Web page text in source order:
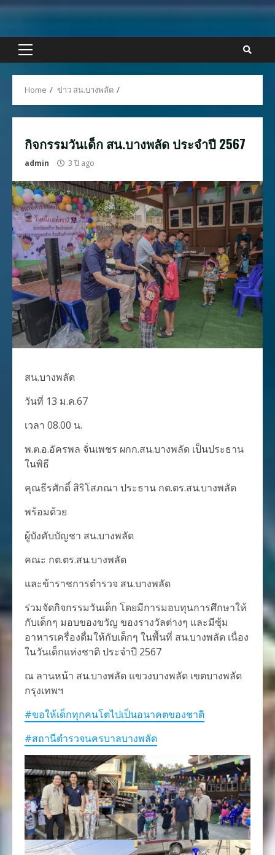
Skip
content
Primary
Home ข่าว สน.บางพลัด
กิจกรรมวันเด็ก สน.บางพลัด ประจำปี 2567
admin 3 ปี ago
สน.บางพลัด
วันที่ 13 ม.ค.67
เวลา 08.00 น.
พ.ต.อ.อัครพล จั่นเพชร ผกก.สน.บางพลัด เป็นประธาน
ในพิธี
คุณธีรศักดิ์ สิริโสภณา ประธาน กต.ตร.สน.บางพลัด
พร้อมด้วย
ผู้บังคับบัญชา สน.บางพลัด
คณะ กต.ตร.สน.บางพลัด
และข้าราชการตำรวจ สน.บางพลัด
ร่วมจัดกิจกรรมวันเด็ก โดยมีการมอบทุนการศึกษาให้
กับเด็กๆ มอบของขวัญ ของรางวัลต่างๆ และมีซุ้ม
อาหารเครื่องดื่มให้กับเด็กๆ ในพื้นที่ สน.บางพลัด เนื่อง
ในวันเด็กแห่งชาติ ประจำปี 2567
ณ ลานหน้า สน.บางพลัด แขวงบางพลัด เขตบางพลัด
กรุงเทพฯ
#ขอให้เด็กทุกคนโตไปเป็นอนาคตของชาติ
#สถานีตำรวจนครบาลบางพลัด